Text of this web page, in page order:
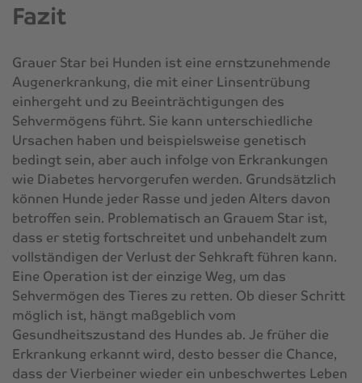
Fazit
Grauer Star bei Hunden ist eine ernstzunehmende
Augenerkrankung, die mit einer Linsentrübung
einhergeht und zu Beeinträchtigungen des
Sehvermögens führt. Sie kann unterschiedliche
Ursachen haben und beispielsweise genetisch
bedingt sein, aber auch infolge von Erkrankungen
wie Diabetes hervorgerufen werden. Grundsätzlich
können Hunde jeder Rasse und jeden Alters davon
betroffen sein. Problematisch an Grauem Star ist,
dass er stetig fortschreitet und unbehandelt zum
vollständigen der Verlust der Sehkraft führen kann.
Eine Operation ist der einzige Weg, um das
Sehvermögen des Tieres zu retten. Ob dieser Schritt
möglich ist, hängt maßgeblich vom
Gesundheitszustand des Hundes ab. Je früher die
Erkrankung erkannt wird, desto besser die Chance,
dass der Vierbeiner wieder ein unbeschwertes Leben